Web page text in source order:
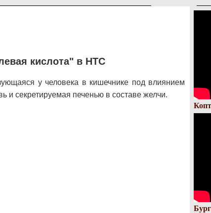
кислота" в НТС
у человека в кишечнике под влиянием
секретируемая печенью в составе желчи.